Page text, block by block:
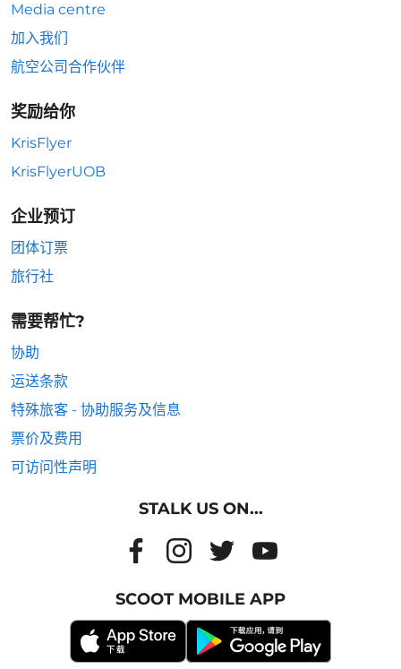
Media centre
加入我们
航空公司合作伙伴
奖励给你
KrisFlyer
KrisFlyerUOB
企业预订
团体订票
旅行社
需要帮忙?
协助
运送条款
特殊旅客 - 协助服务及信息
票价及费用
可访问性声明
STALK US ON...
SCOOT MOBILE APP